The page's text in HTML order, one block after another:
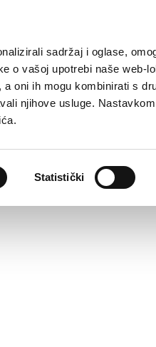
sadržaj i oglase,
o vašoj upotrebi naše web-
oni ih mogu kombinirati s
njihove usluge.
Statistički